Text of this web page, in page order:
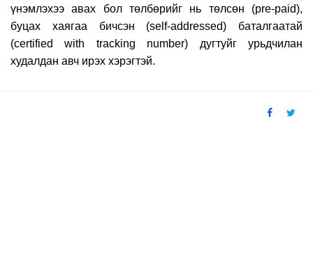
үнэмлэхээ авах бол төлбөрийг нь төлсөн (pre-paid),
буцах хаягаа бичсэн (self-addressed) баталгаатай
(certified with tracking number) дугтуйг урьдчилан
худалдан авч ирэх хэрэгтэй.